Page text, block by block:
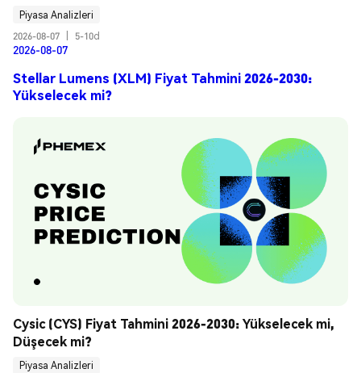
Piyasa Analizleri
2026-08-07
5-10d
2026-08-07
Stellar Lumens (XLM) Fiyat Tahmini 2026-2030:
Yükselecek mi?
Cysic (CYS) Fiyat Tahmini 2026-2030: Yükselecek mi,
Düşecek mi?
Piyasa Analizleri